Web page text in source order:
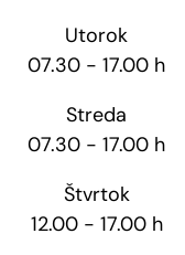
Utorok
07.30 - 17.00 h
Streda
07.30 - 17.00 h
Štvrtok
12.00 - 17.00 h